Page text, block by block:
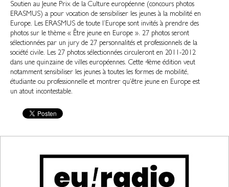
Soutien au Jeune Prix de la Culture européenne (concours photos
ERASMUS) a pour vocation de sensibiliser les jeunes à la mobilité en
Europe. Les ERASMUS de toute l’Europe sont invités à prendre des
photos sur le thème « Être jeune en Europe ». 27 photos seront
sélectionnées par un jury de 27 personnalités et professionnels de la
société civile. Les 27 photos sélectionnées circuleront en 2011-2012
dans une quinzaine de villes européennes. Cette 4ème édition veut
notamment sensibiliser les jeunes à toutes les formes de mobilité,
étudiante ou professionnelle et montrer qu’être jeune en Europe est
un atout incontestable.